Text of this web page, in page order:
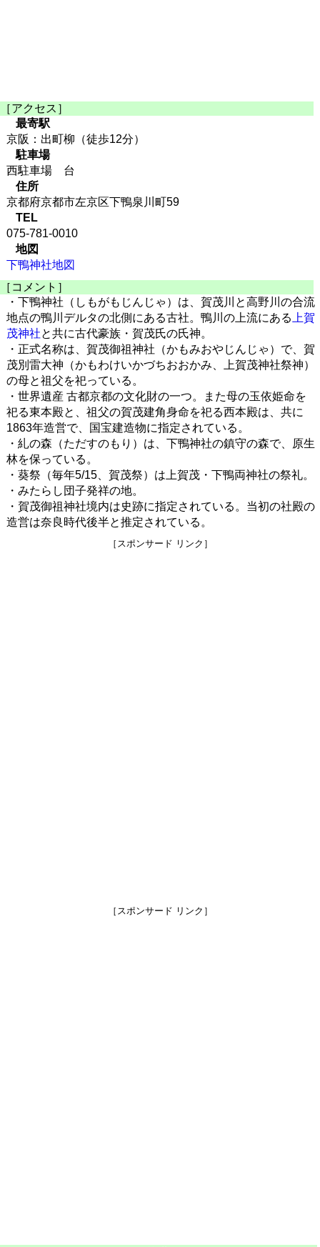
［アクセス］
最寄駅
京阪：出町柳（徒歩12分）
駐車場
西駐車場 台
住所
京都府京都市左京区下鴨泉川町59
TEL
075-781-0010
地図
下鴨神社地図
［コメント］
・下鴨神社（しもがもじんじゃ）は、賀茂川と高野川の合流
地点の鴨川デルタの北側にある古社。鴨川の上流にある 上賀
茂神社と共に古代豪族・賀茂氏の氏神。
・正式名称は、賀茂御祖神社（かもみおやじんじゃ）で、賀
茂別雷大神（かもわけいかづちおおかみ、上賀茂神社祭神）
の母と祖父を祀っている。
・世界遺産 古都京都の文化財の一つ。また母の玉依姫命を
祀る東本殿と、祖父の賀茂建角身命を祀る西本殿は、共に
1863年造営で、国宝建造物に指定されている。
・糺の森（ただすのもり）は、下鴨神社の鎮守の森で、原生
林を保っている。
・葵祭（毎年5/15、賀茂祭）は上賀茂・下鴨両神社の祭礼。
・みたらし団子発祥の地。
・賀茂御祖神社境内は史跡に指定されている。当初の社殿の
造営は奈良時代後半と推定されている。
［スポンサード リンク］
［スポンサード リンク］